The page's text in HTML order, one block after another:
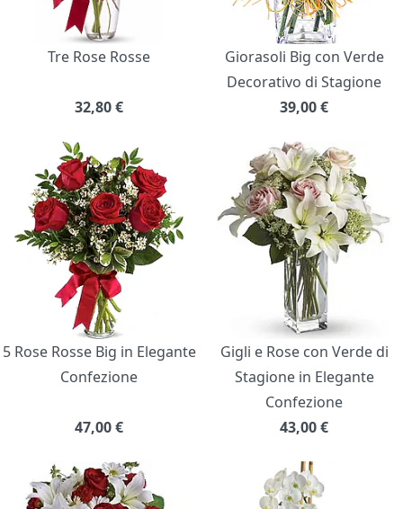
Tre Rose Rosse
32,80€
Giorasoli Big con Verde
Decorativo di Stagione
39,00€
5 Rose Rosse Big in Elegante
Confezione
47,00€
Gigli e Rose con Verde di
Stagione in Elegante
Confezione
43,00€